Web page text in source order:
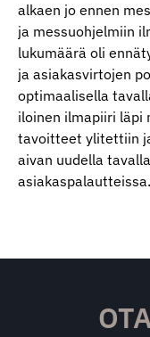
alkaen jo ennen
ja messuohjelmiin
lukumäärä oli
ja asiakasvirtojen
optimaalisella
iloinen ilmapiiri läpi
tavoitteet ylitettiin
aivan uudella
asiakaspalautteissa.